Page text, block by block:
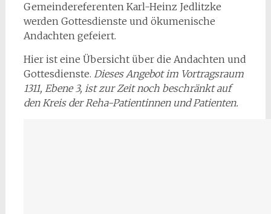
Gemeindereferenten Karl-Heinz Jedlitzke
werden Gottesdienste und ökumenische
Andachten gefeiert.
Hier ist eine Übersicht über die Andachten und
Gottesdienste. Dieses Angebot im Vortragsraum
1311, Ebene 3, ist zur Zeit noch beschränkt auf
den Kreis der Reha-Patientinnen und Patienten.